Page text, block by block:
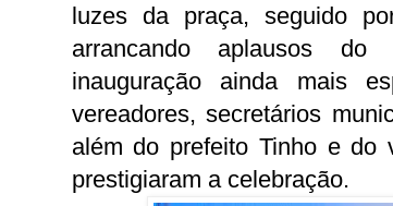
luzes da praça, seguido
arrancando aplausos
inauguração ainda mais
vereadores, secretários
além do prefeito Tinho e do
prestigiaram a celebração.